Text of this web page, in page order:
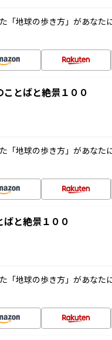
「地球の歩き方」があなた
とばと絶景１００
「地球の歩き方」があなた
と絶景１００
「地球の歩き方」があなた